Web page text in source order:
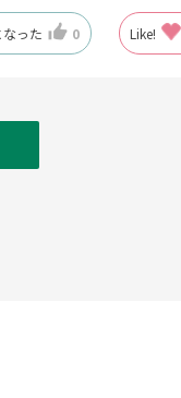
った 0 Like!